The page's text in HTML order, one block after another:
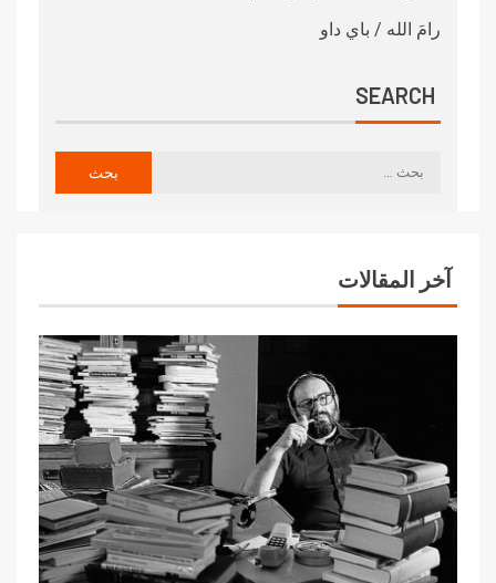
رامَ الله / باي داو
SEARCH
آخر المقالات